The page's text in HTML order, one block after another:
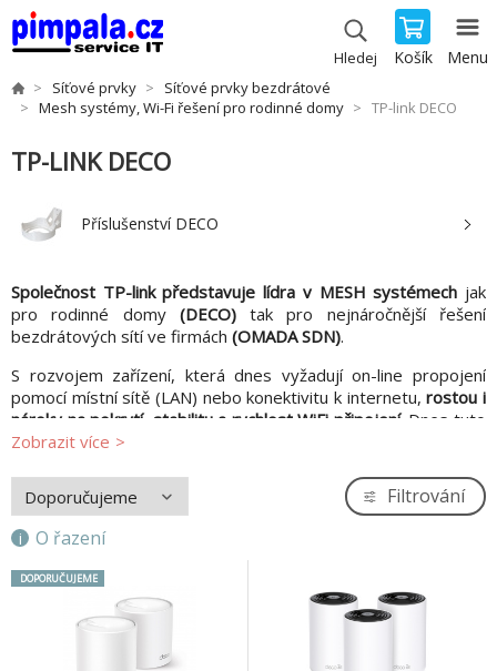
Hledej Košík Menu
Síťové prvky
Síťové prvky bezdrátové
Mesh systémy, Wi-Fi řešení pro rodinné domy
TP-link DECO
TP-LINK DECO
Příslušenství DECO
Společnost TP-link představuje lídra v MESH systémech jak
pro rodinné domy (DECO)tak pro nejnáročnější řešení
bezdrátových sítí ve firmách (OMADA SDN).
S rozvojem zařízení, která dnes vyžadují on-line propojení
pomocí místní sítě (LAN) nebo konektivitu k internetu,rostou i
nároky na pokrytí, stabilitu a rychlost WiFi připojení. Dnes tuto
komunikaci potřebují nejen notebooky a telefony, ale i všechna
Jak si to máme v praxi představit? Například takto, jak to
ukazuje obrázek. Je pravda, že hrnec s připojením na WiFi
jsem ještě osobně neviděl (dnes je 24.1.2023), ale tepelné
čerpadlo, fotovoltaická elektrárna a další technologická
zařízení, která již dnes běžně používáme, připojení k WiFi
Zobrazit více
O řazení
Filtrování
DOPORUČUJEME